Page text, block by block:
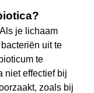
je lichaam
uit te
te
niet effectief bij
zoals bij